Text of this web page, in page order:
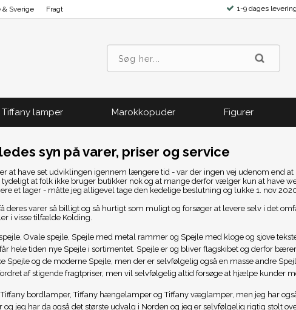
1-9 dages levering
& Sverige Fragt
Tiffany lamper Marokkopuder Figurer
syn på varer, priser og service
at have set udviklingen igennem længere tid - var der ingen vej udenom end
at folk ikke bruger butikker nok og at mange derfor vælger kun at have
et lager - måtte jeg alligevel tage den kedelige beslutning og lukke 1. nov
deres varer så billigt og så hurtigt som muligt og forsøger at levere selv i det
i visse tilfælde Kolding.
Ovale spejle, Spejle med metal rammer og Spejle med kloge og sjove
hele tiden nye Spejle i sortimentet. Spejle er og bliver flagskibet og derfor
Spejle og de moderne Spejle, men der er selvfølgelig også en masse andre
af stigende fragtpriser, men vil selvfølgelig altid forsøge at hjælpe kunder
bordlamper, Tiffany hængelamper og Tiffany væglamper, men jeg har
jeg har da også det største udvalg i Norden og jeg er selvfølgelig rigtig stolt